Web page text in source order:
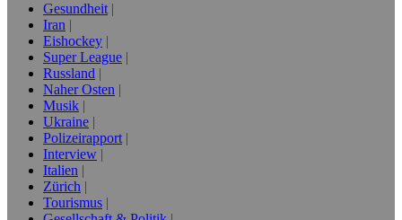
Gesundheit
Iran
Eishockey
Super League
Russland
Naher Osten
Musik
Ukraine
Polizeirapport
Interview
Italien
Zürich
Tourismus